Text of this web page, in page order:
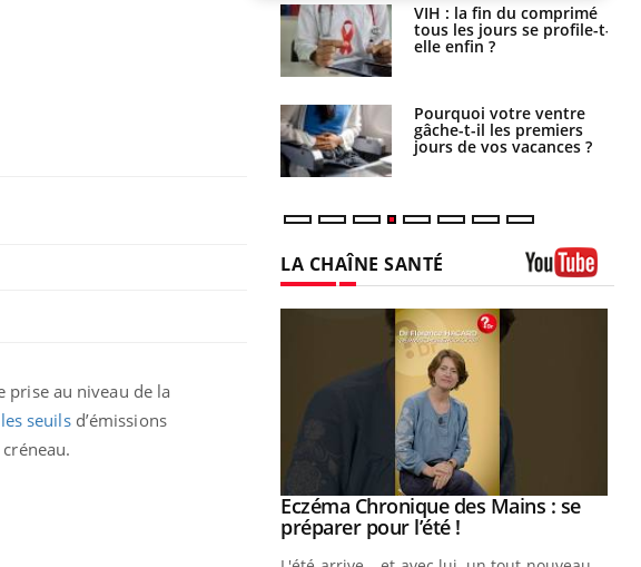
prise au niveau de la
seuilsd’émissions
VIH : la fin du comprimé
tous les jours se profile-t-
elle enfin ?
Pourquoi votre ventre
gâche-t-il les premiers
jours de vos vacances ?
LA CHAÎNE SANTÉ
Youtube
Eczéma Chronique des Mains : se
préparer pour l’été !Youtube